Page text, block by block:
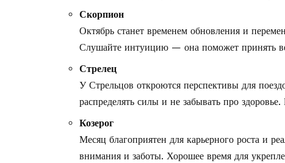
Скорпион
Октябрь станет временем обновления и
Слушайте интуицию — она поможет принять
Стрелец
У Стрельцов откроются перспективы для
распределять силы и не забывать про
Козерог
Месяц благоприятен для карьерного роста и
внимания и заботы. Хорошее время для